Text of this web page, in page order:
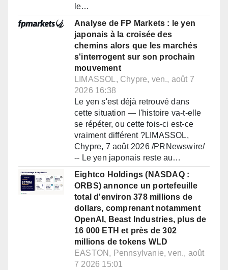
le…
Analyse de FP Markets : le yen
japonais à la croisée des
chemins alors que les marchés
s'interrogent sur son prochain
mouvement
LIMASSOL, Chypre, ven., août 7
2026 16:38
Le yen s'est déjà retrouvé dans
cette situation — l'histoire va-t-elle
se répéter, ou cette fois-ci est-ce
vraiment différent ?LIMASSOL,
Chypre, 7 août 2026 /PRNewswire/
-- Le yen japonais reste au…
Eightco Holdings (NASDAQ :
ORBS) annonce un portefeuille
total d'environ 378 millions de
dollars, comprenant notamment
OpenAI, Beast Industries, plus de
16 000 ETH et près de 302
millions de tokens WLD
EASTON, Pennsylvanie, ven., août
7 2026 15:01